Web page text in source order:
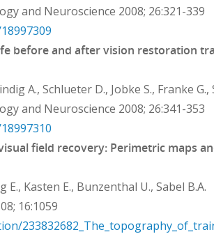
and Neuroscience 2008; 26:321-339
before and after vision restoration
A., Schlueter D., Jobke S., Franke G.,
and Neuroscience 2008; 26:341-353
field recovery: Perimetric maps
Kasten E., Bunzenthal U., Sabel B.A.
16:1059